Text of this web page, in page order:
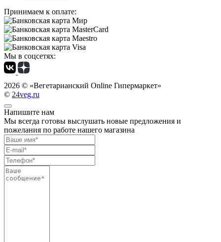
Принимаем к оплате:
Мы в соцсетях:
2026 © «Вегетарианский Online Гипермаркет»
© 24veg.ru
Напишите нам
Мы всегда готовы выслушать новые предложения и
пожелания по работе нашего магазина